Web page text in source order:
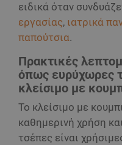
ειδικά όταν
εργασίας, ιατρικά
παπούτσια.
Πρακτικές
όπως ευρύχωρες
κλείσιμο με
Το κλείσιμο με
καθημερινή χρήση
τσέπες είναι